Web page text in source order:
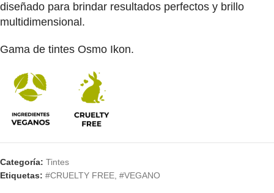
diseñado para brindar resultados perfectos y brillo
multidimensional.
Gama de tintes Osmo Ikon.
Categoría: Tintes
Etiquetas: #CRUELTY FREE #VEGANO